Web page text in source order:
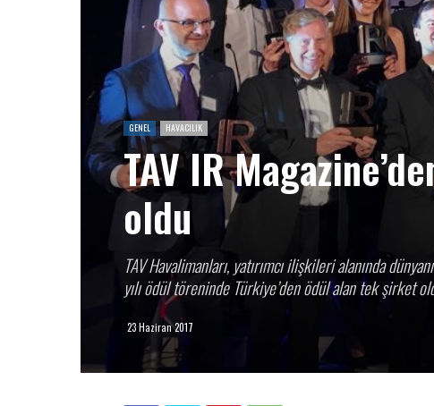
GENEL HAVACILIK
TAV IR
oldu
TAV Havalimanları, yatırımcı ilişkileri alanında
yılı ödül töreninde Türkiye’den ödül alan tek şirket
23 Haziran 2017